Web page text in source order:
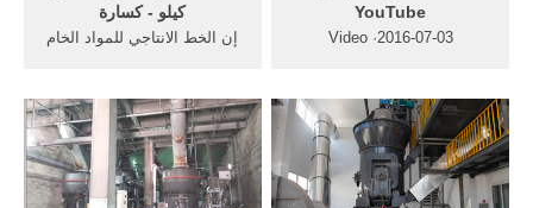
كيلو - كسارة
إن الخط الانتاجي للمواد الخام
هزاز ...
YouTube
2016-07-03· Video
طحين ماكينة حمص سعة كيلو
عجانة طحين .